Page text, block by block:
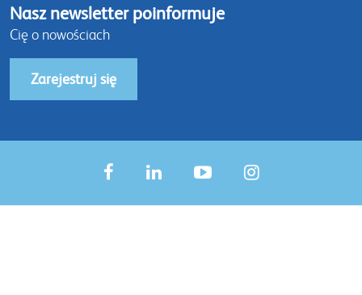
Nasz newsletter poinformuje
Cię o nowościach
Zarejestruj się